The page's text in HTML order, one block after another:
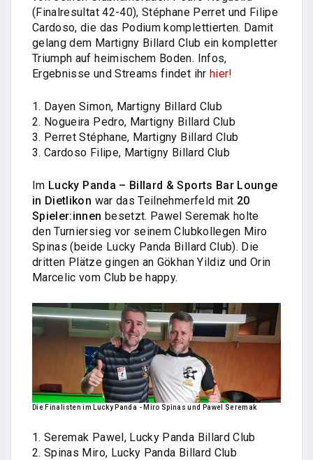
(Finalresultat 42-40), Stéphane Perret und Filipe
Cardoso, die das Podium komplettierten. Damit
gelang dem Martigny Billard Club ein kompletter
Triumph auf heimischem Boden. Infos,
Ergebnisse und Streams findet ihr hier!
1. Dayen Simon, Martigny Billard Club
2. Nogueira Pedro, Martigny Billard Club
3. Perret Stéphane, Martigny Billard Club
3. Cardoso Filipe, Martigny Billard Club
Im Lucky Panda – Billard & Sports Bar Lounge
in Dietlikon war das Teilnehmerfeld mit 20
Spieler:innen besetzt. Pawel Seremak holte
den Turniersieg vor seinem Clubkollegen Miro
Spinas (beide Lucky Panda Billard Club). Die
dritten Plätze gingen an Gökhan Yildiz und Orin
Marcelic vom Club be happy.
Die Finalisten im Lucky Panda - Miro Spinas und Pawel Seremak
1. Seremak Pawel, Lucky Panda Billard Club
2. Spinas Miro, Lucky Panda Billard Club